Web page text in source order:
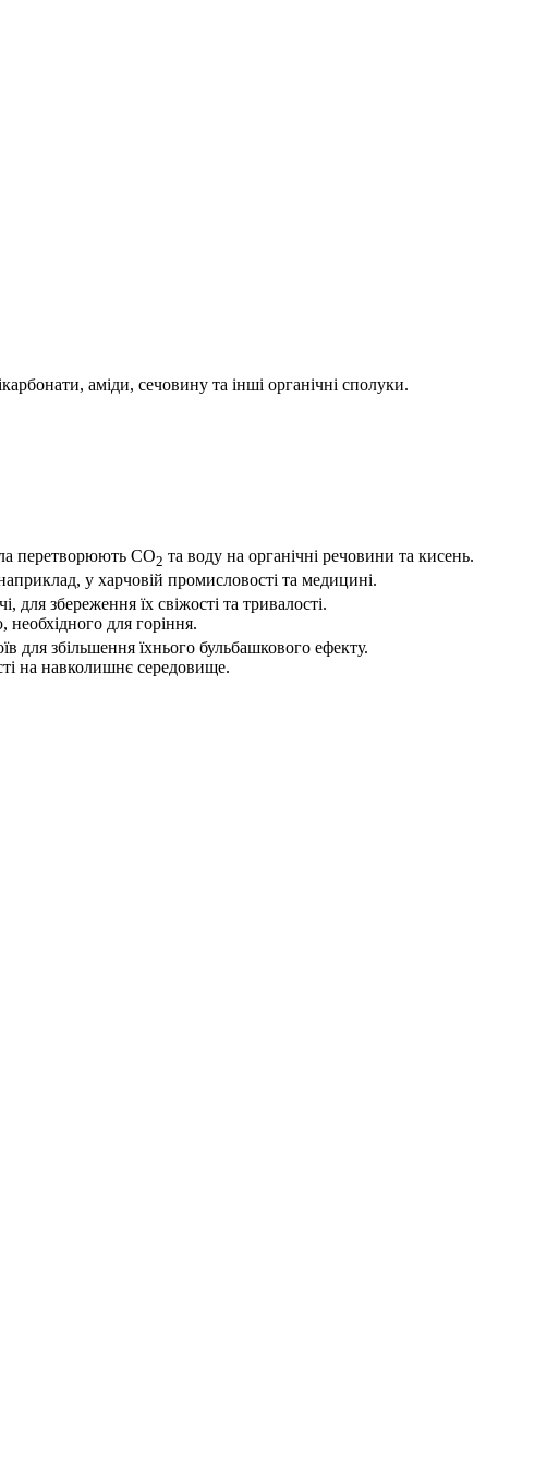
аміди, сечовину та інші органічні сполуки.
перетворюють CO2 та воду на органічні речовини та кисень.
у харчовій промисловості та медицині.
для збереження їх свіжості та тривалості.
для горіння.
для збільшення їхнього бульбашкового ефекту.
на навколишнє середовище.